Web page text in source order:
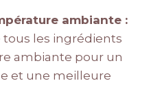
ambiante :
tous les ingrédients
ambiante pour un
et une meilleure